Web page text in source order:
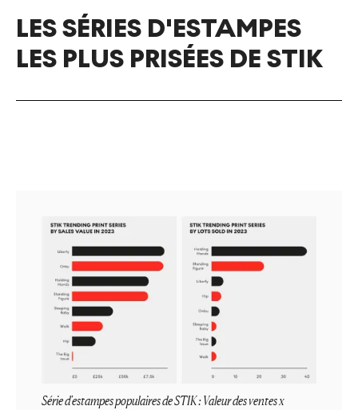
LES SÉRIES D'ESTAMPES
LES PLUS PRISÉES DE STIK
Série d'estampes populaires de STIK : Valeur des ventes x